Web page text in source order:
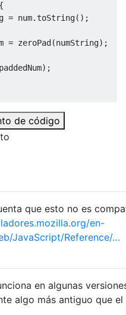
{
= num.toString();
= zeroPad(numString);
paddedNum);
de código
que esto no es
en-
JavaScript/Reference/…
en algunas
algo más antiguo que